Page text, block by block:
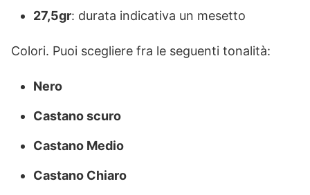
27,5gr: durata indicativa un mesetto
Colori. Puoi scegliere fra le seguenti tonalità:
Nero
Castano scuro
Castano Medio
Castano Chiaro